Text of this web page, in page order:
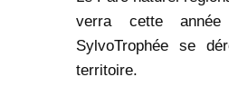
verra cette
SylvoTrophée se
territoire.